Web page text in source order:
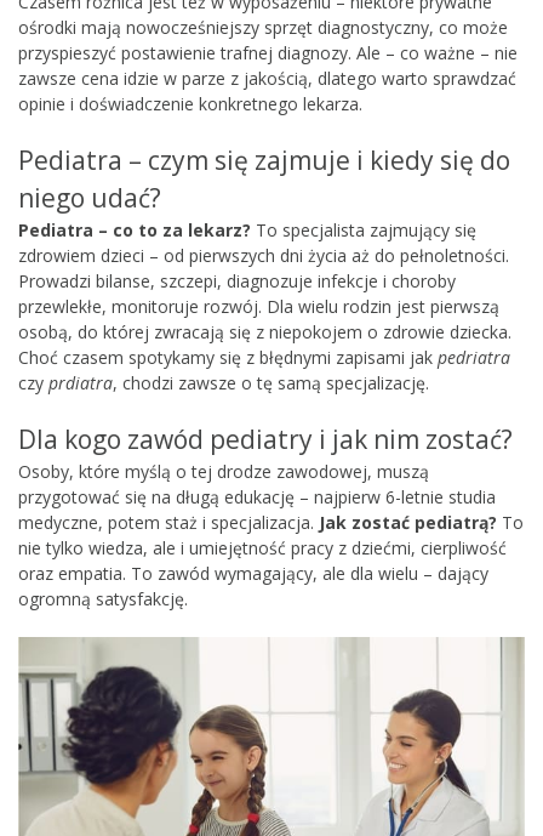
ośrodki mają nowocześniejszy sprzęt diagnostyczny, co może
przyspieszyć postawienie trafnej diagnozy. Ale – co ważne – nie
zawsze cena idzie w parze z jakością, dlatego warto sprawdzać
opinie i doświadczenie konkretnego lekarza.
Pediatra – czym się zajmuje i kiedy się do
niego udać?
Pediatra – co to za lekarz? To specjalista zajmujący się
zdrowiem dzieci – od pierwszych dni życia aż do pełnoletności.
Prowadzi bilanse, szczepi, diagnozuje infekcje i choroby
przewlekłe, monitoruje rozwój. Dla wielu rodzin jest pierwszą
osobą, do której zwracają się z niepokojem o zdrowie dziecka.
Choć czasem spotykamy się z błędnymi zapisami jak pedriatra
czy prdiatra, chodzi zawsze o tę samą specjalizację.
Dla kogo zawód pediatry i jak nim zostać?
Osoby, które myślą o tej drodze zawodowej, muszą
przygotować się na długą edukację – najpierw 6-letnie studia
medyczne, potem staż i specjalizacja. Jak zostać pediatrą? To
nie tylko wiedza, ale i umiejętność pracy z dziećmi, cierpliwość
oraz empatia. To zawód wymagający, ale dla wielu – dający
ogromną satysfakcję.